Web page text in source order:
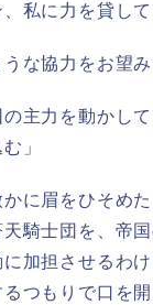
私に力を貸して
な協力をお望み
の主力を動かし
」
に眉をひそめ
騎士団を、帝
加担させるわけ
つもりで口を